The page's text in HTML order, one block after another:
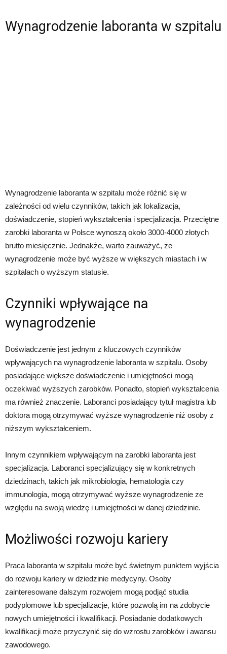
Wynagrodzenie laboranta w szpitalu
Wynagrodzenie laboranta w szpitalu może różnić się w
zależności od wielu czynników, takich jak lokalizacja,
doświadczenie, stopień wykształcenia i specjalizacja. Przeciętne
zarobki laboranta w Polsce wynoszą około 3000-4000 złotych
brutto miesięcznie. Jednakże, warto zauważyć, że
wynagrodzenie może być wyższe w większych miastach i w
szpitalach o wyższym statusie.
Czynniki wpływające na
wynagrodzenie
Doświadczenie jest jednym z kluczowych czynników
wpływających na wynagrodzenie laboranta w szpitalu. Osoby
posiadające większe doświadczenie i umiejętności mogą
oczekiwać wyższych zarobków. Ponadto, stopień wykształcenia
ma również znaczenie. Laboranci posiadający tytuł magistra lub
doktora mogą otrzymywać wyższe wynagrodzenie niż osoby z
niższym wykształceniem.
Innym czynnikiem wpływającym na zarobki laboranta jest
specjalizacja. Laboranci specjalizujący się w konkretnych
dziedzinach, takich jak mikrobiologia, hematologia czy
immunologia, mogą otrzymywać wyższe wynagrodzenie ze
względu na swoją wiedzę i umiejętności w danej dziedzinie.
Możliwości rozwoju kariery
Praca laboranta w szpitalu może być świetnym punktem wyjścia
do rozwoju kariery w dziedzinie medycyny. Osoby
zainteresowane dalszym rozwojem mogą podjąć studia
podyplomowe lub specjalizacje, które pozwolą im na zdobycie
nowych umiejętności i kwalifikacji. Posiadanie dodatkowych
kwalifikacji może przyczynić się do wzrostu zarobków i awansu
zawodowego.